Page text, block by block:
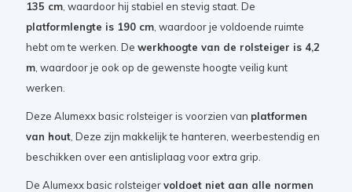
135 cm, waardoor hij stabiel en stevig staat. De
platformlengte is 190 cm, waardoor je voldoende ruimte
hebt om te werken. De werkhoogte van de rolsteiger is 4,2
m, waardoor je ook op de gewenste hoogte veilig kunt
werken.
Deze Alumexx basic rolsteiger is voorzien van platformen
van hout, Deze zijn makkelijk te hanteren, weerbestendig en
beschikken over een antisliplaag voor extra grip.
De Alumexx basic rolsteigervoldoet niet aan alle normen